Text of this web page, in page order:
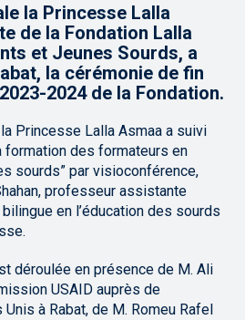
la Princesse Lalla
de la Fondation Lalla
et Jeunes Sourds, a
la cérémonie de fin
2024 de la Fondation.
Princesse Lalla Asmaa a suivi
formation des formateurs en
sourds” par visioconférence,
professeur assistante
en l’éducation des sourds
déroulée en présence de M. Ali
USAID auprès de
à Rabat, de M. Romeu Rafel